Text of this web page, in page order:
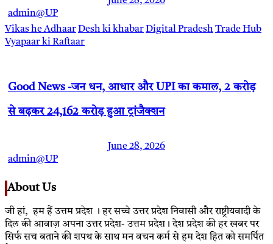
admin@UP
Vikas he AdhaarDesh ki khabarDigital PradeshTrade Hub
Vyapaar ki Raftaar
Good News -जन धन, आधार और UPI का कमाल, 2 करोड़
से बढ़कर 24,162 करोड़ हुआ ट्रांजैक्शन
June 28, 2026
admin@UP
About Us
जी हां, हम हैं उत्तम प्रदेश । हर सच्चे उत्तर प्रदेश निवासी और राष्ट्रीयवादी के
दिल की आवाज़ अपना उत्तर प्रदेश- उत्तम प्रदेश। देश प्रदेश की हर खबर पर
सिर्फ सच बताने की शपथ के साथ मन वचन कर्म से हम देश हित को समर्पित